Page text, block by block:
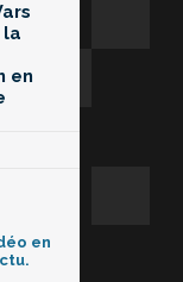
la
en
en